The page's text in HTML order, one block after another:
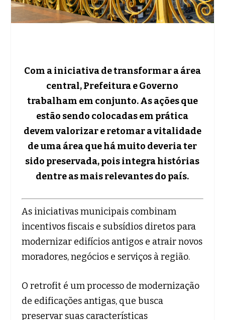
Com a iniciativa de transformar a área
central, Prefeitura e Governo
trabalham em conjunto. As ações que
estão sendo colocadas em prática
devem valorizar e retomar a vitalidade
de uma área que há muito deveria ter
sido preservada, pois integra histórias
dentre as mais relevantes do país.
As iniciativas municipais combinam
incentivos fiscais e subsídios diretos para
modernizar edifícios antigos e atrair novos
moradores, negócios e serviços à região.
O retrofit é um processo de modernização
de edificações antigas, que busca
preservar suas características